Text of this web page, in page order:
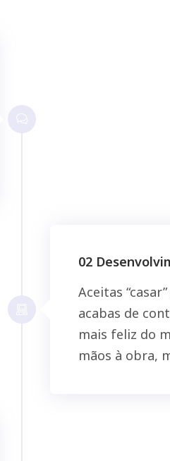
02
Aceitas
acabas de
mais feliz do
mãos à obra,